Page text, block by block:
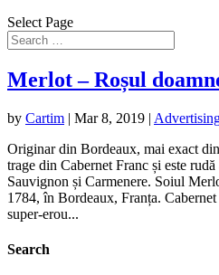
Select Page
Merlot – Roșul
by Cartim | Mar 8, 2019 |
Originar din Bordeaux, mai exact
trage din Cabernet Franc și este
Sauvignon și Carmenere. Soiul
1784, în Bordeaux, Franța.
super-erou...
Search